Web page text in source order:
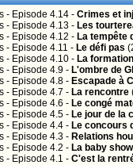
- Episode 4.14 - Crimes et
- Episode 4.13 - Les
- Episode 4.12 - La tempête
- Episode 4.11 - Le défi pas
- Episode 4.10 - La
- Episode 4.9 - L'ombre de
- Episode 4.8 - Escapade à
- Episode 4.7 - La rencontre
- Episode 4.6 - Le congé
- Episode 4.5 - Le jour de la
- Episode 4.4 - Le concours
- Episode 4.3 - Relations
- Episode 4.2 - La baby
- Episode 4.1 - C'est la